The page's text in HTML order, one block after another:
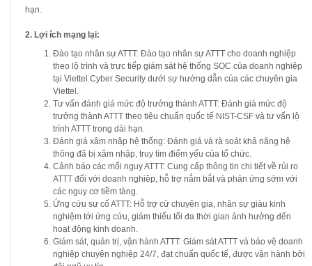
hạn.
2. Lợi ích mạng lại:
Đào tạo nhân sự ATTT: Đào tạo nhân sự ATTT cho doanh nghiệp
theo lộ trình và trực tiếp giám sát hệ thống SOC của doanh nghiệp
tại Viettel Cyber Security dưới sự hướng dẫn của các chuyên gia
Viettel.
Tư vấn đánh giá mức độ trưởng thành ATTT: Đánh giá mức độ
trưởng thành ATTT theo tiêu chuẩn quốc tế NIST-CSF và tư vấn lộ
trình ATTT trong dài hạn.
Đánh giá xâm nhập hệ thống: Đánh giá và rà soát khả năng hệ
thông đã bị xâm nhập, truy tìm điểm yếu của tổ chức.
Cảnh báo các mối nguy ATTT: Cung cấp thông tin chi tiết về rủi ro
ATTT đối với doanh nghiệp, hỗ trợ nắm bắt và phản ứng sớm với
các nguy cơ tiềm tàng.
Ứng cứu sự cố ATTT: Hỗ trợ cử chuyên gia, nhân sự giàu kinh
nghiệm tới ứng cứu, giảm thiểu tối đa thời gian ảnh hưởng đến
hoạt động kinh doanh.
Giám sát, quản trị, vận hành ATTT: Giám sát ATTT và bảo vệ doanh
nghiệp chuyên nghiệp 24/7, đạt chuẩn quốc tế, được vận hành bởi